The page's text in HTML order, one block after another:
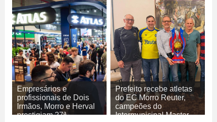
Empresários e
profissionais de Dois
Irmãos, Morro e Herval
prestigiam 27ª
Prefeito recebe atletas
do EC Morro Reuter,
campeões do
Intermunicipal Master